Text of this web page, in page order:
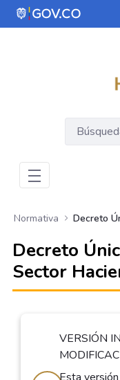
Saltar al contenido
Abrir menú de
Normativa
Decreto
Sector
VERSIÓN